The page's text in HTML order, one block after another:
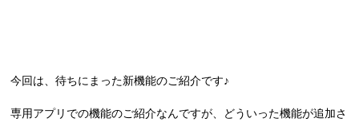
今回は、待ちにまった新機能のご紹介です♪
専用アプリでの機能のご紹介なんですが、どういった機能が追加さ